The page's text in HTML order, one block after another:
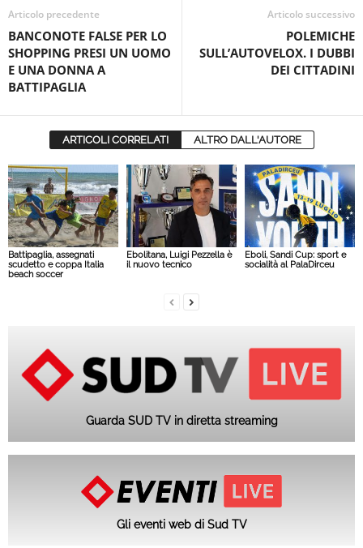
Articolo precedente
BANCONOTE FALSE PER LO
SHOPPING PRESI UN UOMO
E UNA DONNA A
BATTIPAGLIA
Articolo successivo
POLEMICHE
SULL’AUTOVELOX. I DUBBI
DEI CITTADINI
ARTICOLI CORRELATI ALTRO DALL'AUTORE
Battipaglia, assegnati
scudetto e coppa Italia
beach soccer
Ebolitana, Luigi Pezzella è
il nuovo tecnico
Eboli, Sandi Cup: sport e
socialità al PalaDirceu
Guarda SUD TV in diretta streaming
Gli eventi web di Sud TV